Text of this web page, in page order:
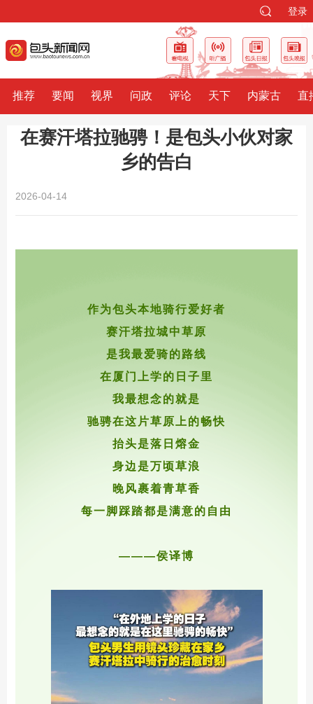
登录
推荐 要闻 视界 问政 评论 天下 内蒙古 直
在赛汗塔拉驰骋！是包头小伙对家
乡的告白
2026-04-14
作为包头本地骑行爱好者
赛汗塔拉城中草 原
是我最爱骑的路线
在厦门上学的日子里
我最想念的就是
驰骋在这片草原上的畅快
抬头是落日熔金
身边是万顷草浪
晚风裹着青草香
每一脚踩踏都是满意的自由
———侯译博